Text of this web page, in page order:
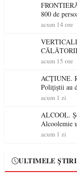
800 de
acum 14 ore
acum 15 ore
ACȚIUNE.
Polițiștii au
permis într-o
acum 1 zi
ALCOOL.
Alcoolemie
acum 1 zi
ULTIMELE ȘTIRI